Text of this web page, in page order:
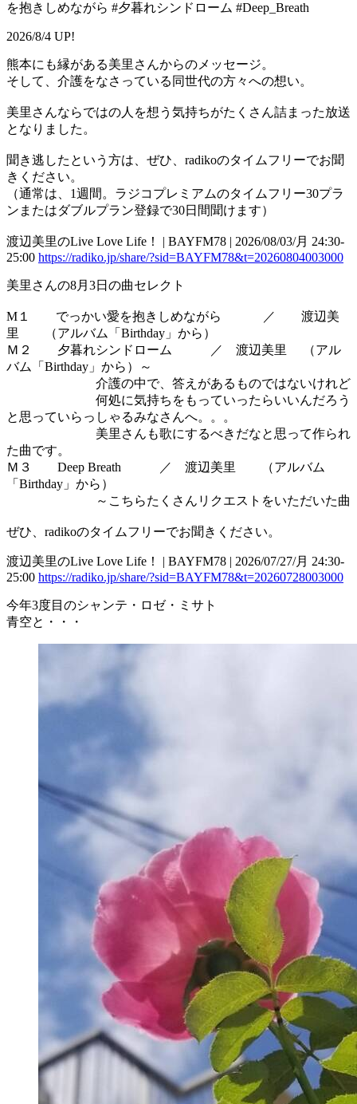
を抱きしめながら #夕暮れシンドローム #Deep_Breath
2026/8/4 UP!
熊本にも縁がある美里さんからのメッセージ。
そして、介護をなさっている同世代の方々への想い。
美里さんならではの人を想う気持ちがたくさん詰まった放送
となりました。
聞き逃したという方は、ぜひ、radikoのタイムフリーでお聞
きください。
（通常は、1週間。ラジコプレミアムのタイムフリー30プラ
ンまたはダブルプラン登録で30日間聞けます）
渡辺美里のLive Love Life！ | BAYFM78 | 2026/08/03/月 24:30-
25:00 https://radiko.jp/share/?sid=BAYFM78&t=20260804003000
美里さんの8月3日の曲セレクト
M１ でっかい愛を抱きしめながら ／ 渡辺美
里 （アルバム「Birthday」から）
Ｍ２ 夕暮れシンドローム ／ 渡辺美里 （アル
バム「Birthday」から）～
介護の中で、答えがあるものではないけれど
何処に気持ちをもっていったらいいんだろう
と思っていらっしゃるみなさんへ。。。
美里さんも歌にするべきだなと思って作られ
た曲です。
Ｍ３ Deep Breath ／ 渡辺美里 （アルバム
「Birthday」から）
～こちらたくさんリクエストをいただいた曲
ぜひ、radikoのタイムフリーでお聞きください。
渡辺美里のLive Love Life！ | BAYFM78 | 2026/07/27/月 24:30-
25:00 https://radiko.jp/share/?sid=BAYFM78&t=20260728003000
今年3度目のシャンテ・ロゼ・ミサト
青空と・・・